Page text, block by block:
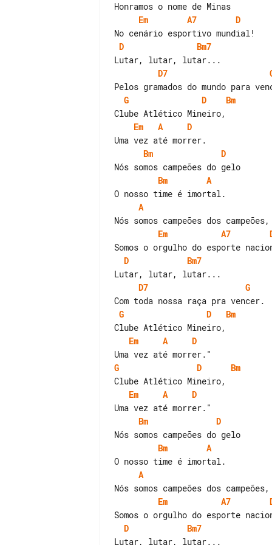
Em
A7
D
D
Bm7
D7
G D
Bm
Em
A
D
Bm
D
Bm
A
A
Em
A7
D
Bm7
D7
G
G
D
Bm
Em
A
D
G
D
Bm
Em
A
D
Bm
D
Bm
A
A
Em
A7
D
Bm7